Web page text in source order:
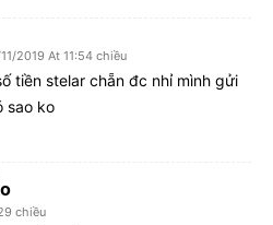
2019 At 11:54 chiều
tiền stelar chẵn đc nhỉ mình gửi
sao ko
chiều